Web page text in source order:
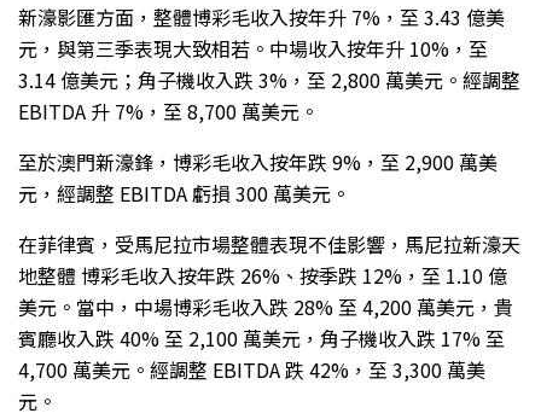
新濠影匯方面，整體博彩毛收入按年升 7%，至 3.43 億美
元，與第三季表現大致相若。中場收入按年升 10%，至
3.14 億美元；角子機收入跌 3%，至 2,800 萬美元。經調整
EBITDA 升 7%，至 8,700 萬美元。
至於澳門新濠鋒，博彩毛收入按年跌 9%，至 2,900 萬美
元，經調整 EBITDA 虧損 300 萬美元。
在菲律賓，受馬尼拉市場整體表現不佳影響，馬尼拉新濠天
地整體 博彩毛收入按年跌 26%、按季跌 12%，至 1.10 億
美元。當中，中場博彩毛收入跌 28% 至 4,200 萬美元，貴
賓廳收入跌 40% 至 2,100 萬美元，角子機收入跌 17% 至
4,700 萬美元。經調整 EBITDA 跌 42%，至 3,300 萬美
元。